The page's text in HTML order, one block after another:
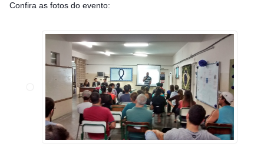
Confira as fotos do evento: